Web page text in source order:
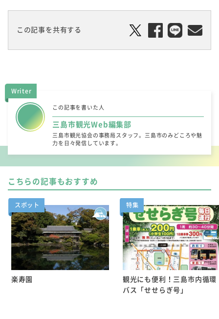
この記事を共有する
Writer
この記事を書いた人
三島市観光Web編集部
三島市観光協会の事務局スタッフ。三島市のみどころや魅
力を日々発信しています。
こちらの記事もおすすめ
スポット
楽寿園
特集
観光にも便利！三島市内循環
バス「せせらぎ号」